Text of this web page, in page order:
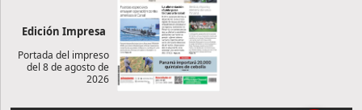
Edición Impresa
Portada del impreso
del 8 de agosto de
2026